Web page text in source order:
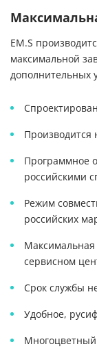
EM.S
максимальной
дополнительных
Производится
Программное
российскими
Режим
российских
Максимальная
сервисном
Срок службы
Удобное,
Многоцветный